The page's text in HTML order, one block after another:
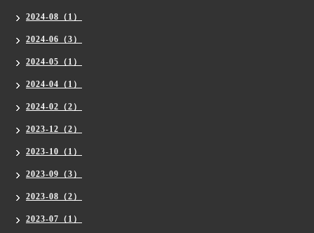
2024-08（1）
2024-06（3）
2024-05（1）
2024-04（1）
2024-02（2）
2023-12（2）
2023-10（1）
2023-09（3）
2023-08（2）
2023-07（1）